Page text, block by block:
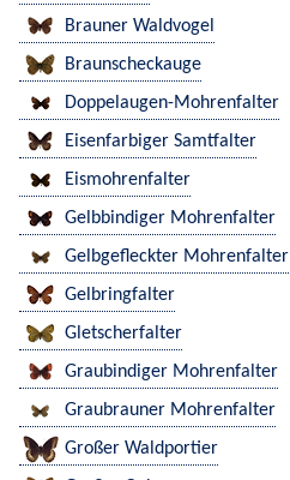
Brauner Waldvogel
Braunscheckauge
Doppelaugen-Mohrenfalter
Eisenfarbiger Samtfalter
Eismohrenfalter
Gelbbindiger Mohrenfalter
Gelbgefleckter Mohrenfalter
Gelbringfalter
Gletscherfalter
Graubindiger Mohrenfalter
Graubrauner Mohrenfalter
Großer Waldportier